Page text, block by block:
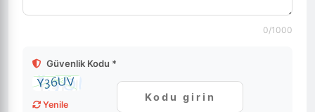
0/1000
Güvenlik Kodu *
Yenile